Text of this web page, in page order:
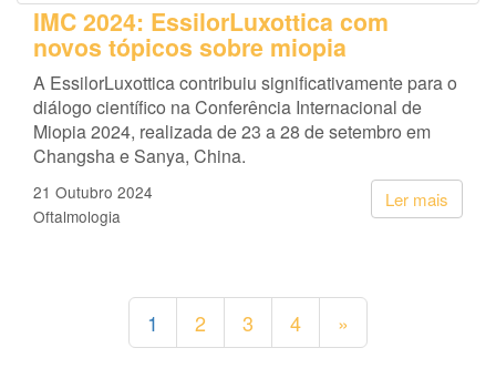
IMC 2024: EssilorLuxottica com
novos tópicos sobre miopia
A EssilorLuxottica contribuiu significativamente para o
diálogo científico na Conferência Internacional de
Miopia 2024, realizada de 23 a 28 de setembro em
Changsha e Sanya, China.
Ler mais
21 Outubro 2024
Oftalmologia
1 2 3 4 »